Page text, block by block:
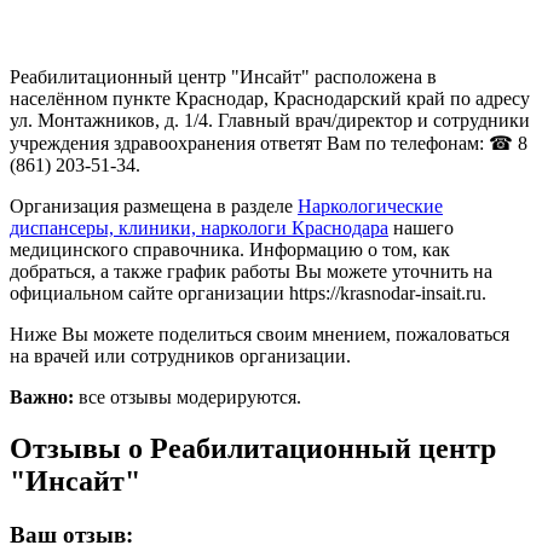
Реабилитационный центр "Инсайт" расположена в
населённом пункте Краснодар, Краснодарский край по адресу
ул. Монтажников, д. 1/4. Главный врач/директор и сотрудники
учреждения здравоохранения ответят Вам по телефонам: ☎ 8
(861) 203-51-34.
Организация размещена в разделе Наркологические
диспансеры, клиники, наркологи Краснодара нашего
медицинского справочника. Информацию о том, как
добраться, а также график работы Вы можете уточнить на
официальном сайте организации https://krasnodar-insait.ru.
Ниже Вы можете поделиться своим мнением, пожаловаться
на врачей или сотрудников организации.
Важно: все отзывы модерируются.
Отзывы о Реабилитационный центр
"Инсайт"
Ваш отзыв: